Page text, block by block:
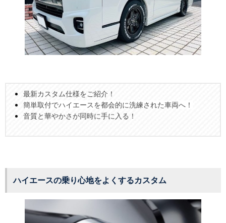
最新カスタム仕様をご紹介！
簡単取付でハイエースを都会的に洗練された車両へ！
音質と華やかさが同時に手に入る！
ハイエースの乗り心地をよくするカスタム